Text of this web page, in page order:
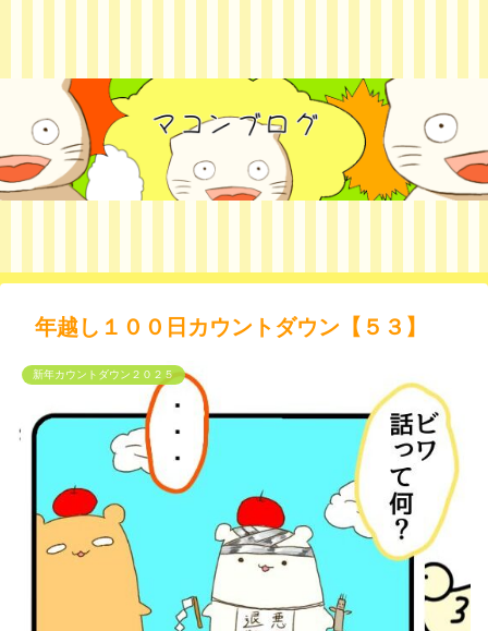
年越し１００日カウントダウン【５３】
新年カウントダウン２０２５